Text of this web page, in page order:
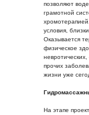
позволяют
грамотной
условия,
Оказывается
физическое
прочих
жизни уже
На этапе